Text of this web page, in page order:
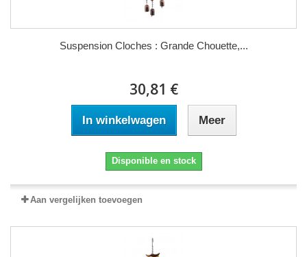
Suspension Cloches : Grande Chouette,...
30,81 €
In winkelwagen Meer
Disponible en stock
Aan vergelijken toevoegen